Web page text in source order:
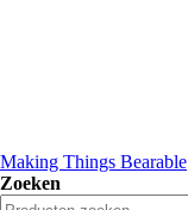
Making Things Bearable
Zoeken